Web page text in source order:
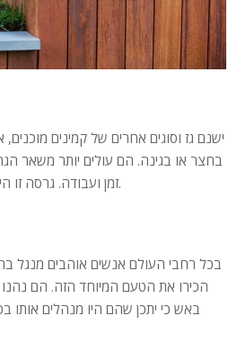
ישנם גז וסוגים אחרים של קמינים
בחצר או בגינה. הם עולים יותר משאר
זמן ועבודה. גרסה זו היא גם הקלה ביותר לטיפול.
בכל רחבי העולם אנשים אוהבים מנגל
הכירו את הטעם המיוחד הזה. הם
באש כי יתכן שהם היו מנהלים אותו